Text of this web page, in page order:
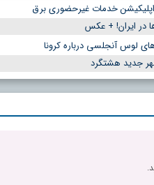
خدمات غیرحضوری برق
در ایران! + عکس
لوس آنجلسی درباره کرونا
جدید هشتگرد